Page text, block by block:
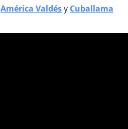
América Valdésy Cuballama